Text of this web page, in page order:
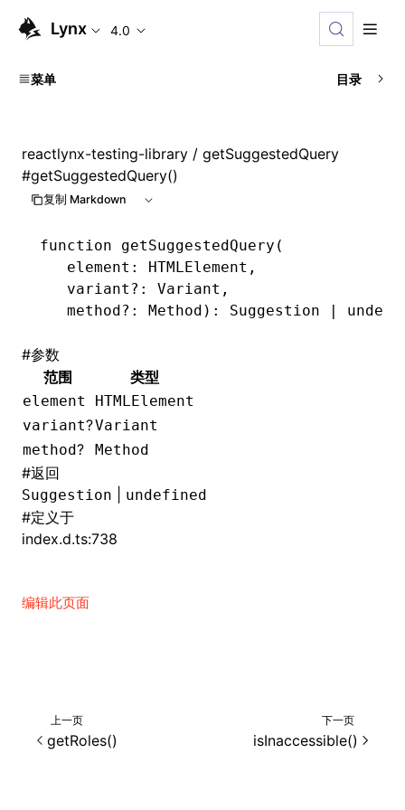
Lynx 4.0
菜单 目录
reactlynx-testing-library / getSuggestedQuery
#getSuggestedQuery()
复制 Markdown
function getSuggestedQuery (
   element
: HTMLElement ,
   variant
?: Variant ,
   method
?: Method ) : Suggestion |
#参数
范围
类型
element
HTMLElement
variant?Variant
method? Method
#返回
Suggestion undefined
#定义于
index.d.ts:738
编辑此页面
上一页
getRoles()
下一页
isInaccessible()